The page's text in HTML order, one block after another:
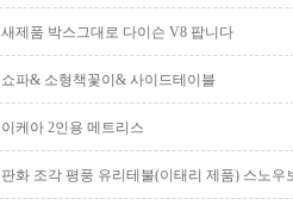
새제품 박스그대로 다이슨 V8 팝니다
쇼파& 소형책꽃이& 사이드테이블
이케아 2인용 메트리스
판화 조각 평풍 유리테불(이태리 제품) 스노우